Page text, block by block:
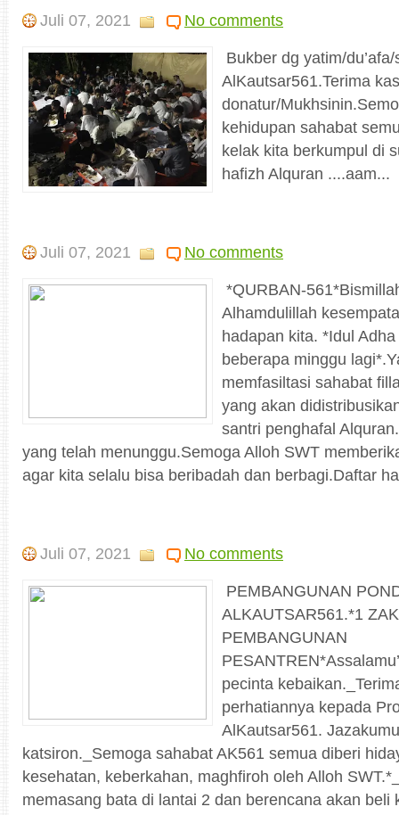
Juli 07, 2021
No comments
Bukber dg yatim/
AlKautsar561.Terima
donatur/
kehidupan sahabat
kelak kita berkumpul di
hafizh Alquran ....aam...
Juli 07, 2021
No comments
*QURBAN-
Alhamdulillah
hadapan kita. *Idul
beberapa minggu
memfasiltasi sahabat
yang akan
santri penghafal
yang telah menunggu.Semoga Alloh SWT
agar kita selalu bisa beribadah dan berbagi.Daftar
Juli 07, 2021
No comments
PEMBANGUNAN
ALKAUTSAR561.*1
PEMBANGUNAN
pecinta
perhatiannya kepada
AlKautsar561.
katsiron._Semoga sahabat AK561 semua diberi
kesehatan, keberkahan, maghfiroh oleh Alloh
memasang bata di lantai 2 dan berencana akan beli